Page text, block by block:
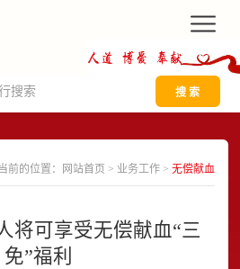
搜 索
前的位置： 网站首页 > 业务工作> 无偿献血
将可享受无偿献血“三
免”福利